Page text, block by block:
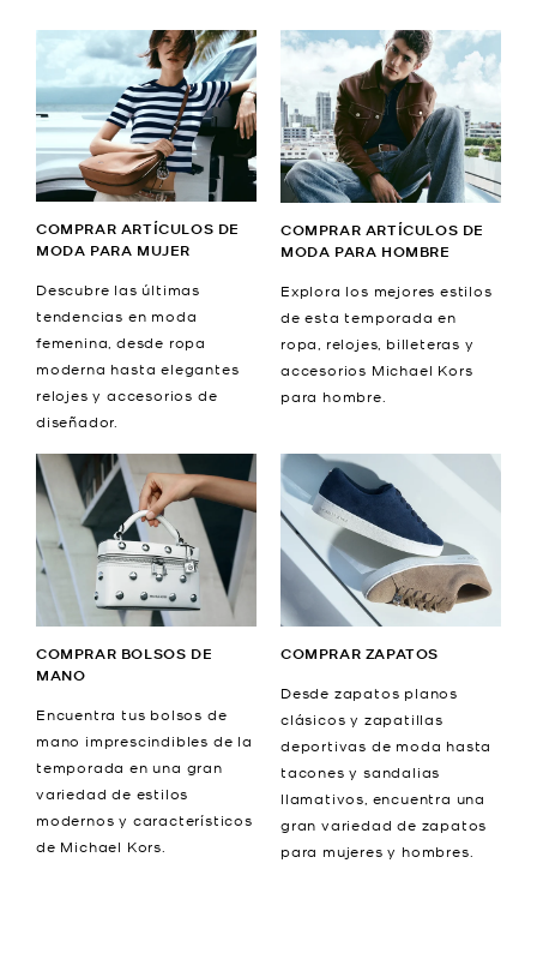
COMPRAR ARTÍCULOS DE
MODA PARA MUJER
Descubre las últimas
tendencias en moda
femenina, desde ropa
moderna hasta elegantes
relojes y accesorios de
diseñador.
COMPRAR ARTÍCULOS DE
MODA PARA HOMBRE
Explora los mejores estilos
de esta temporada en
ropa, relojes, billeteras y
accesorios Michael Kors
para hombre.
COMPRAR BOLSOS DE
MANO
Encuentra tus bolsos de
mano imprescindibles de la
temporada en una gran
variedad de estilos
modernos y característicos
de Michael Kors.
COMPRAR ZAPATOS
Desde zapatos planos
clásicos y zapatillas
deportivas de moda hasta
tacones y sandalias
llamativos, encuentra una
gran variedad de zapatos
para mujeres y hombres.